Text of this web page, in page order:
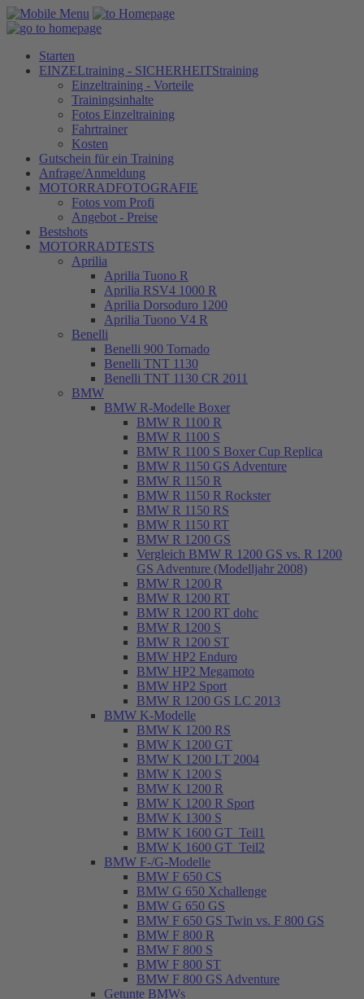
Starten
EINZELtraining - SICHERHEITStraining
Einzeltraining - Vorteile
Trainingsinhalte
Fotos Einzeltraining
Fahrtrainer
Kosten
Gutschein für ein Training
Anfrage/Anmeldung
MOTORRADFOTOGRAFIE
Fotos vom Profi
Angebot - Preise
Bestshots
MOTORRADTESTS
Aprilia
Aprilia Tuono R
Aprilia RSV4 1000 R
Aprilia Dorsoduro 1200
Aprilia Tuono V4 R
Benelli
Benelli 900 Tornado
Benelli TNT 1130
Benelli TNT 1130 CR 2011
BMW
BMW R-Modelle Boxer
BMW R 1100 R
BMW R 1100 S
BMW R 1100 S Boxer Cup Replica
BMW R 1150 GS Adventure
BMW R 1150 R
BMW R 1150 R Rockster
BMW R 1150 RS
BMW R 1150 RT
BMW R 1200 GS
Vergleich BMW R 1200 GS vs. R 1200
GS Adventure (Modelljahr 2008)
BMW R 1200 R
BMW R 1200 RT
BMW R 1200 RT dohc
BMW R 1200 S
BMW R 1200 ST
BMW HP2 Enduro
BMW HP2 Megamoto
BMW HP2 Sport
BMW R 1200 GS LC 2013
BMW K-Modelle
BMW K 1200 RS
BMW K 1200 GT
BMW K 1200 LT 2004
BMW K 1200 S
BMW K 1200 R
BMW K 1200 R Sport
BMW K 1300 S
BMW K 1600 GT_Teil1
BMW K 1600 GT_Teil2
BMW F-/G-Modelle
BMW F 650 CS
BMW G 650 Xchallenge
BMW G 650 GS
BMW F 650 GS Twin vs. F 800 GS
BMW F 800 R
BMW F 800 S
BMW F 800 ST
BMW F 800 GS Adventure
Getunte BMWs